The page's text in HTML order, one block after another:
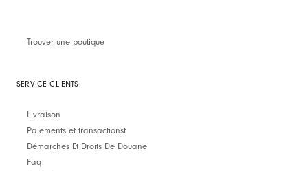
Trouver une boutique
SERVICE CLIENTS
Livraison
Paiements et transactionst
Démarches Et Droits De Douane
Faq